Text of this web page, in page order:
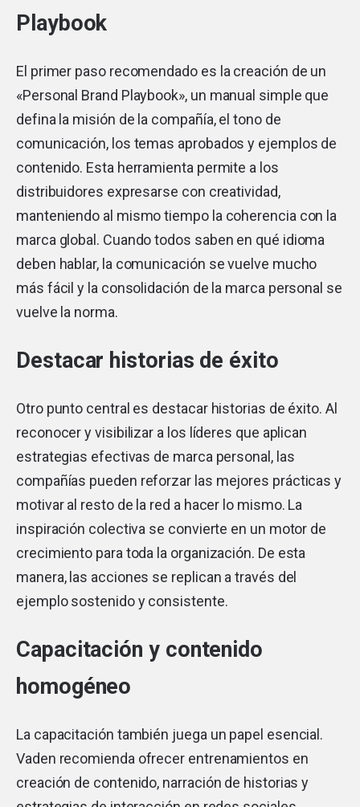
Playbook
El primer paso recomendado es la creación de un
«Personal Brand Playbook», un manual simple que
defina la misión de la compañía, el tono de
comunicación, los temas aprobados y ejemplos de
contenido. Esta herramienta permite a los
distribuidores expresarse con creatividad,
manteniendo al mismo tiempo la coherencia con la
marca global. Cuando todos saben en qué idioma
deben hablar, la comunicación se vuelve mucho
más fácil y la consolidación de la marca personal se
vuelve la norma.
Destacar historias de éxito
Otro punto central es destacar historias de éxito. Al
reconocer y visibilizar a los líderes que aplican
estrategias efectivas de marca personal, las
compañías pueden reforzar las mejores prácticas y
motivar al resto de la red a hacer lo mismo. La
inspiración colectiva se convierte en un motor de
crecimiento para toda la organización. De esta
manera, las acciones se replican a través del
ejemplo sostenido y consistente.
Capacitación y contenido
homogéneo
La capacitación también juega un papel esencial.
Vaden recomienda ofrecer entrenamientos en
creación de contenido, narración de historias y